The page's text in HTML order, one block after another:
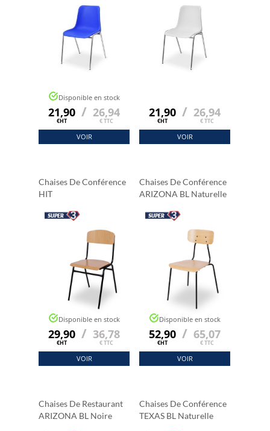
Disponible en stock
21,90
€HT
/ 26,94
€ TTC
VOIR
21,90
€HT
/ 26,94
€ TTC
VOIR
Chaises De Conférence
HIT
Disponible en stock
29,90
€HT
/ 36,78
€ TTC
VOIR
Chaises De Conférence
ARIZONA BL Naturelle
Disponible en stock
52,90
€HT
/ 65,07
€ TTC
VOIR
Chaises De Restaurant
ARIZONA BL Noire
Chaises De Conférence
TEXAS BL Naturelle